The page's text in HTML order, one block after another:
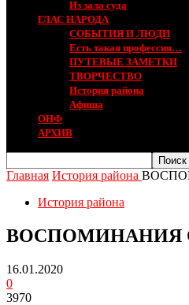
Из зала суда
ГЛАС НАРОДА
СОБЫТИЯ И ЛЮДИ
Есть такая профессия…
ПУТЕВЫЕ ЗАМЕТКИ
ТВОРЧЕСТВО
История района
Афиша
ОНФ
АРХИВ
Главная История района
История района
ВОСПОМИНАНИЯ
16.01.2020
0
3970